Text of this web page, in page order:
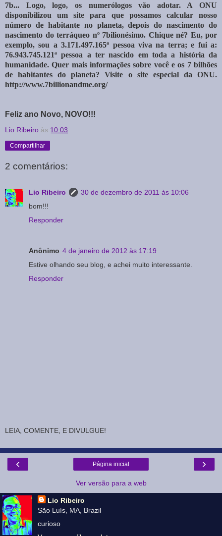
7b... Logo, logo, os numerólogos vão adotar. A ONU
disponibilizou um site para que possamos calcular nosso
número de habitante no planeta, depois do nascimento do
nascimento do terráqueo nº 7bilionésimo. Chique né? Eu, por
exemplo, sou a 3.171.497.165ª pessoa viva na terra; e fui a:
76.943.745.121ª pessoa a ter nascido em toda a história da
humanidade. Quer mais informações sobre você e os 7 bilhões
de habitantes do planeta? Visite o site especial da ONU.
http://www.7billionandme.org/
Feliz ano Novo, NOVO!!!
Lio Ribeiro às 10:03
Compartilhar
2 comentários:
Lio Ribeiro
30 de dezembro de 2011 às 10:06
bom!!!
Responder
Anônimo 4 de janeiro de 2012 às 17:19
Estive olhando seu blog, e achei muito interessante.
Responder
LEIA, COMENTE, E DIVULGUE!
‹ ›
Página inicial
Ver versão para a web
Lio Ribeiro
São Luís, MA, Brazil
curioso